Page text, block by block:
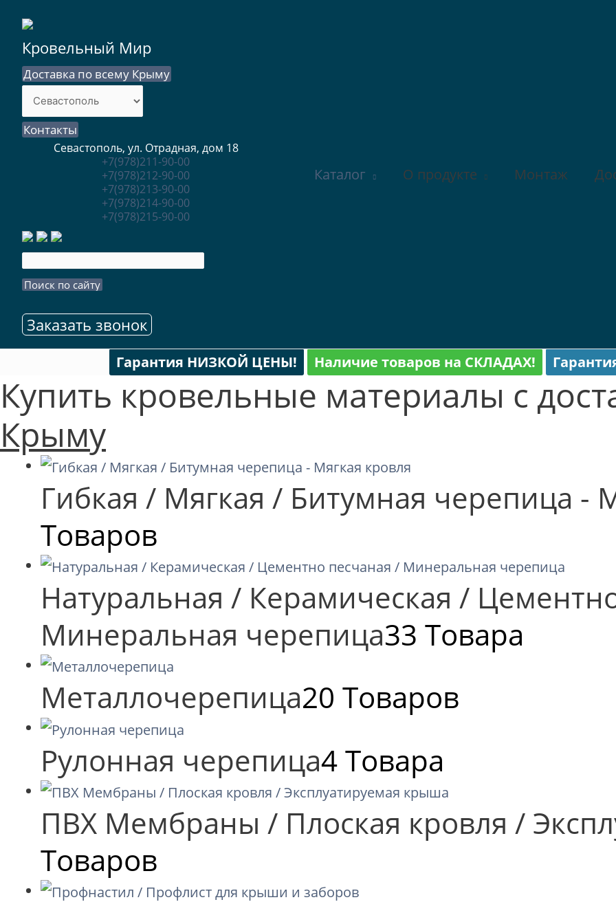
Кровельный Мир
Доставка по всему Крыму
Контакты
Севастополь, ул. Отрадная, дом 18
+7(978)211-90-00
+7(978)212-90-00
+7(978)213-90-00
+7(978)214-90-00
+7(978)215-90-00
Заказать звонок
Каталог О продукте Монтаж
Гарантия НИЗКОЙ ЦЕНЫ! Наличие товаров на СКЛАДАХ!
Купить кровельные материалы с
Крыму
Гибкая / Мягкая / Битумная черепица -
Товаров
Натуральная / Керамическая /
Минеральная черепица33 Товара
Металлочерепица20 Товаров
Рулонная черепица4 Товара
ПВХ Мембраны / Плоская кровля /
Товаров